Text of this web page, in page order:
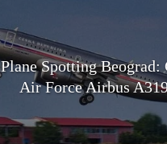
Plane Spotting Beograd:
Air Force Airbus